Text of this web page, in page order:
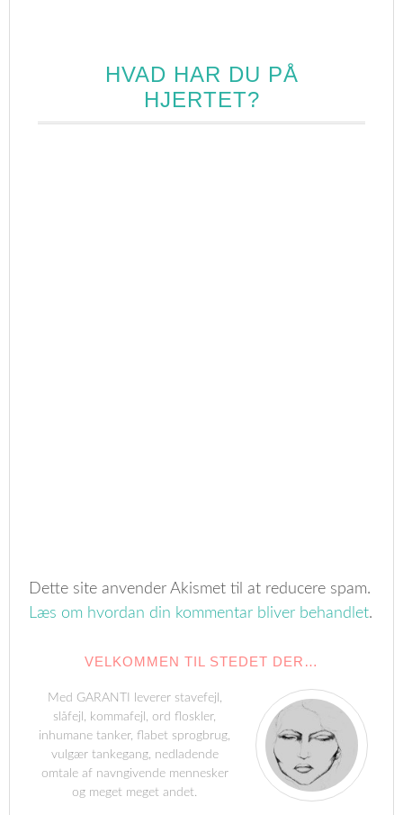
HVAD HAR DU PÅ
HJERTET?
Dette site anvender Akismet til at reducere spam.
Læs om hvordan din kommentar bliver behandlet.
VELKOMMEN TIL STEDET DER…
Med GARANTI leverer stavefejl,
slåfejl, kommafejl, ord floskler,
inhumane tanker, flabet sprogbrug,
vulgær tankegang, nedladende
omtale af navngivende mennesker
og meget meget andet.